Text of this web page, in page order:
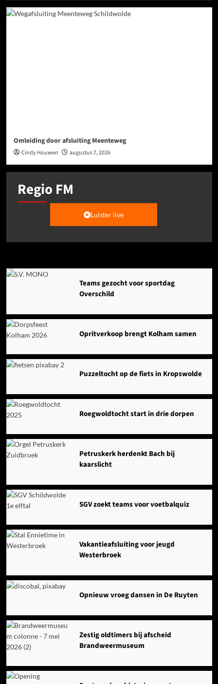
Omleiding door afsluiting Meenteweg
Cindy Houwen augustus 7, 2026
Regio FM
Luister live
Agenda
Teams gezocht voor sportdag
Overschild
Opritverkoop brengt Kolham samen
Puzzeltocht op de fiets in Kropswolde
Roegwoldtocht start in drie dorpen
Petruskerk herdenkt Bach bij
kaarslicht
SGV zoekt teams voor voetbalquiz
Vakantieafsluiting voor jeugd
Westerbroek
Opnieuw vroeg dansen in De Ruyten
Zestig oldtimers bij afscheid
Brandweermuseum